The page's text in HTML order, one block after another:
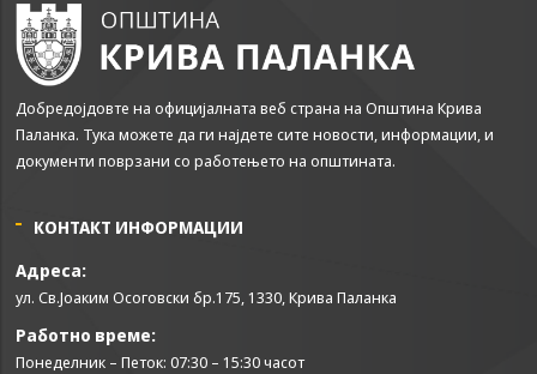
Добредојдовте на официјалната веб страна на Општина Крива
Паланка. Тука можете да ги најдете сите новости, информации, и
документи поврзани со работењето на општината.
КОНТАКТ ИНФОРМАЦИИ
Адреса:
ул. Св.Јоаким Осоговски бр.175, 1330, Крива Паланка
Работно време:
Понеделник – Петок: 07:30 – 15:30 часот
со прекинување
на тековната
затворање на
прелистувачот.
Овие колачиња
активности како